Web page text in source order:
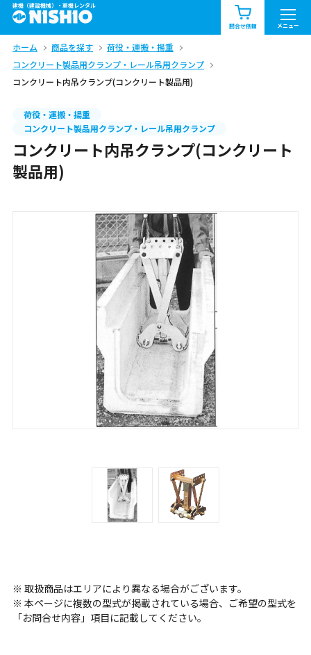
建機（建設機械）・重機レンタル
問合せ依頼 メニュー
商品一覧 お知らせ一覧
問合せ依頼リスト
エリア情報を見る
北海道
中部 関西 中国・四国
ホーム 商品を探す
荷役・運搬・揚重
コンクリート製品用クランプ・レール吊用クランプ
コンクリート内吊クランプ(コンクリート製品用)
荷役・運搬・揚重
コンクリート製品用クランプ・レール吊用クランプ
コンクリート内吊クランプ(コンクリート
製品用)
※ 取扱商品はエリアにより異なる場合がございます。
※ 本ページに複数の型式が掲載されている場合、ご希望の型式を
「お問合せ内容」項目に記載してください。